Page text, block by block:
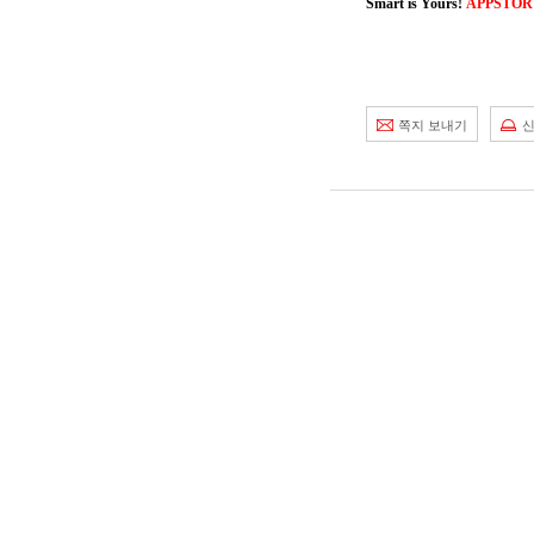
Smart is Yours!
쪽지 보내기